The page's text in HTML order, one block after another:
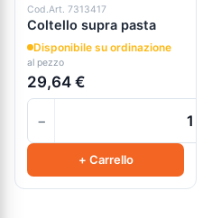
Cod.Art. 7313417
Coltello supra pasta
Disponibile su ordinazione
al pezzo
29,64 €
−
+ Carrello